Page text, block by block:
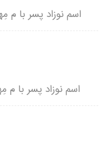
اسم نوزاد پسر با م
اسم نوزاد پسر با